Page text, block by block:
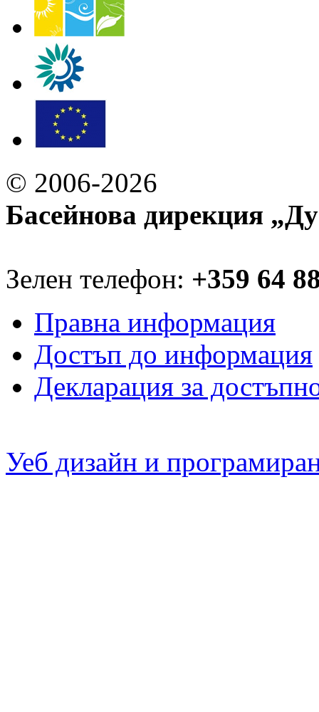
© 2006-2026
Басейнова дирекция
Зелен телефон: +359 64
Правна информация
Достъп до информация
Декларация за
Уеб дизайн и